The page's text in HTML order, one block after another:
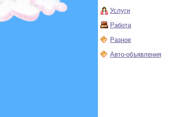
Услуги
Работа
Разное
Авто-объявления